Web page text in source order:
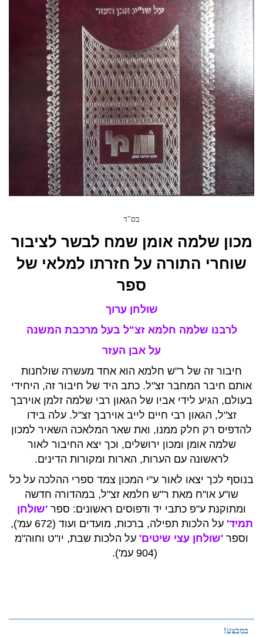
בס"ד
מכון שלמה אומן שמח לבשר לציבור
שוחרי התורה על חזרתו למלאי של
ספר
שולחן ערוך
לרבנו שלמה חלמא זצ"ל בעל מרכבת המשנה
על אבן העזר
חיבור זה של ר"ש חלמא הוא אחד מעשרה שולחנות
אותם חיבר המחבר זצ"ל. כתב היד של חיבור זה, היחידי
בעולם, הגיע לידי אביו של הגאון רבי שלמה זלמן אוירבך
זצ"ל, הגאון רבי חיים לייב אוירבך זצ"ל. עלה בידו
להדפיס רק חלק ממנו, ואת שאר המלאכה השאיר למכון
שלמה אומן ומכון ירושלים, וכך יצא החיבור לאור
לראשונה עם הערות, הארות ומקורות הדינים.
בנוסף לכך יצאו לאור ע"י המכון צמד ספרי ההלכה על כל
שו"ע או"ח מאת ר"ש חלמא זצ"ל, במהדורה חדשה
ומתוקנת ע"פ כתבי יד ודפוסים ראשונים: ספר 'שולחן
תמיד'
על הלכות תפילה, ברכות, מועדים ועוד (672 עמ'),
וספר 'שולחן עצי שיטים' על הלכות שבת, יו"ט וחוה"מ
(904 עמ').
במבצע!